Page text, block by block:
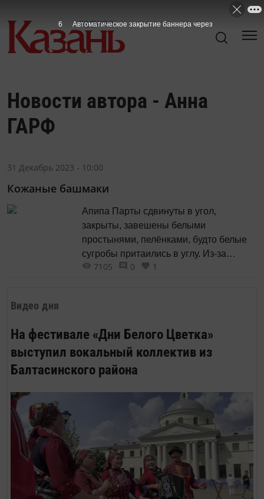
Видео дня
На фестивале «Дни Белого Цветка»
выступил вокальный коллектив из
Балтасинского района
Новости автора - Анна
ГАРФ
31 Декабрь 2023 - 10:00
Кожаные башмаки
Апипа Парты сдвинуты в угол,
закрыты, завешены белыми
простынями, пелёнками, будто белые
сугробы притаились в углу. Из-за
сугробов бежит по потолку усеянная
7105 0 1
6 Автоматическое закрытие баннера через